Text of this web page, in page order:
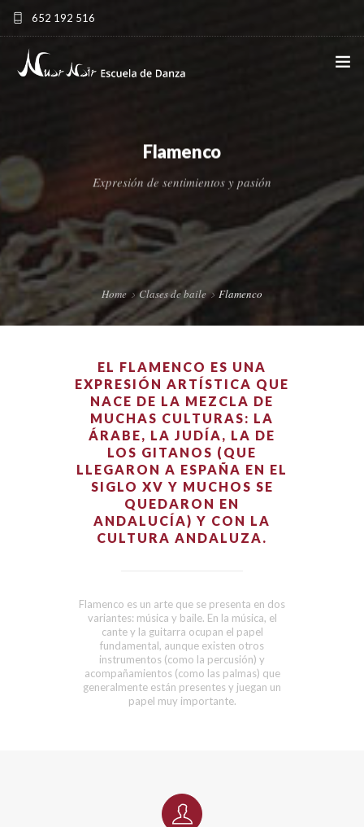
652 192 516
nuarnairescueladedanza@gmail.com | Avd/ De les Corts
CLASES DE BAILE
HORARIOS
EVENTOS
NUAR NAIR
CONTACTO
Flamenco
Expresión de sentimientos y pasión
Home Clases de baile Flamenco
EL FLAMENCO ES UNA
EXPRESIÓN ARTÍSTICA QUE
NACE DE LA MEZCLA DE
MUCHAS CULTURAS: LA
ÁRABE, LA JUDÍA, LA DE
LOS GITANOS (QUE
LLEGARON A ESPAÑA EN EL
SIGLO XV Y MUCHOS SE
QUEDARON EN
ANDALUCÍA) Y CON LA
CULTURA ANDALUZA.
Flamenco es un arte que se presenta en dos
variantes: música y baile. En la música, el
cante y la guitarra ocupan el papel
fundamental, aunque existen otros
instrumentos (como la percusión) y
acompañamientos (como las palmas) que
generalmente están presentes y juegan un
papel muy importante.